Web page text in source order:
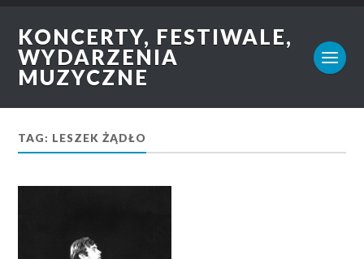
KONCERTY, FESTIWALE,
WYDARZENIA
MUZYCZNE
TAG: LESZEK ŻĄDŁO